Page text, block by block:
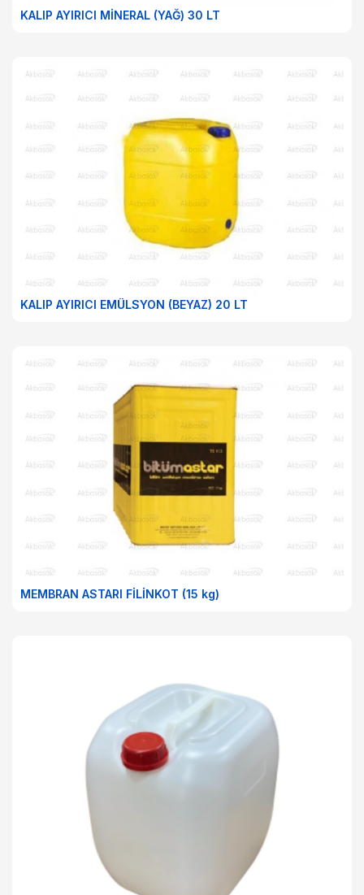
KALIP AYIRICI MİNERAL (YAĞ) 30 LT
KALIP AYIRICI EMÜLSYON (BEYAZ) 20 LT
MEMBRAN ASTARI FİLİNKOT (15 kg)